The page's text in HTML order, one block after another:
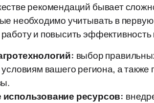
рекомендаций бывает
необходимо учитывать в
и повысить
выбор
вашего региона, а
ресурсов: